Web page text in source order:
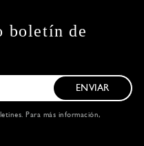
boletín de
ENVIAR
Para más información,